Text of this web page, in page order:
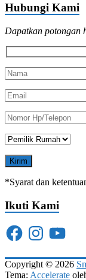
Hubungi Kami
Dapatkan
*Syarat dan
Ikuti Kami
FacebookInstagramYouTube
Copyright © 2026
Tema: Accelerate